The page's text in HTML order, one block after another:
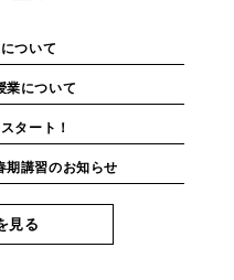
ついて
について
タート！
講習のお知らせ
見る